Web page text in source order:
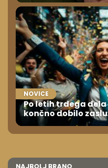
NOVICE
Po letih trdega
končno dobilo